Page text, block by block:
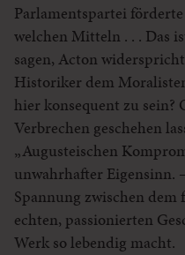
Parlamentspartei
welchen Mitteln . . . Das
sagen, Acton
Historiker dem
hier konsequent zu sein?
Verbrechen geschehen
„Augusteischen
unwahrhafter Eigensinn.
Spannung zwischen
echten, passionierten
Werk so lebendig macht.